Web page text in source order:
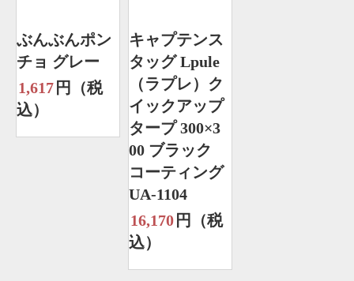
ぶんぶんポン
チョ グレー
1,617 円（税
込）
キャプテンス
タッグ Lpule
（ラプレ）ク
イックアップ
タープ 300×3
00 ブラック
コーティング
UA-1104
16,170 円（税
込）